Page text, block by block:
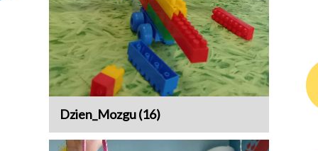
Dzien_Mozgu (16)